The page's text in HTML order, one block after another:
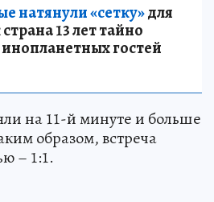
натянули «сетку»для
13 лет тайно
инопланетных гостей
на 11-й минуте и больше
образом, встреча
– 1:1.